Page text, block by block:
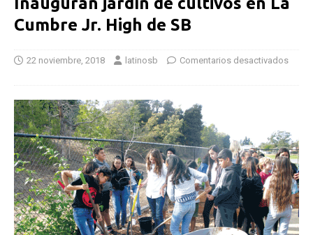
Cumbre Jr. High de SB
22 noviembre, 2018 latinosb Comentarios desactivados